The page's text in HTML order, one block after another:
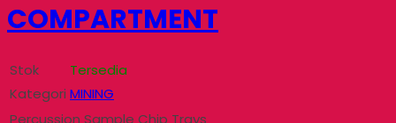
COMPARTMENT
Stok
Tersedia
Kategori MINING
Percussion Sample Chip Trays